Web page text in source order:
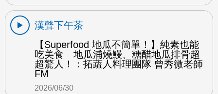
漢聲下午茶
【Superfood 地瓜不簡單！】純素也能
吃美食 地瓜浦燒鰻、糖醋地瓜排骨超
超驚人！：拓蔬人料理團隊 曾秀微老師
FM
2026/06/30